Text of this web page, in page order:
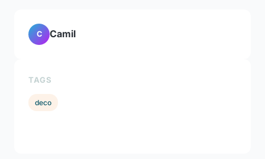
C Camil
TAGS
deco